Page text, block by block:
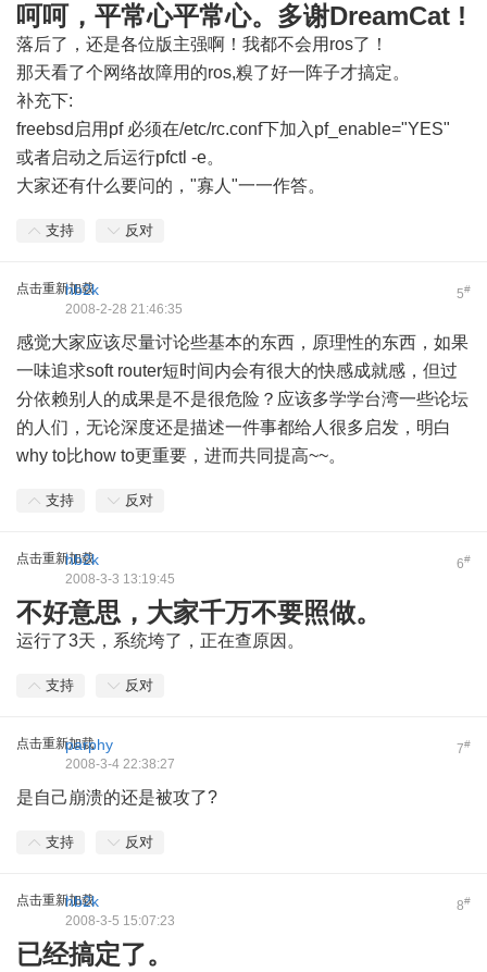
呵呵，平常心平常心。多谢DreamCat !
落后了，还是各位版主强啊！我都不会用ros了！
那天看了个网络故障用的ros,糗了好一阵子才搞定。
补充下:
freebsd启用pf 必须在/etc/rc.conf下加入pf_enable="YES"
或者启动之后运行pfctl -e。
大家还有什么要问的，"寡人"一一作答。
支持 反对
点击重新加载 5#
hb2k
2008-2-28 21:46:35
感觉大家应该尽量讨论些基本的东西，原理性的东西，如果
一味追求soft router短时间内会有很大的快感成就感，但过
分依赖别人的成果是不是很危险？应该多学学台湾一些论坛
的人们，无论深度还是描述一件事都给人很多启发，明白
why to比how to更重要，进而共同提高~~。
支持 反对
点击重新加载 6#
hb2k
2008-3-3 13:19:45
不好意思，大家千万不要照做。
运行了3天，系统垮了，正在查原因。
支持 反对
点击重新加载 7#
parphy
2008-3-4 22:38:27
是自己崩溃的还是被攻了?
支持 反对
点击重新加载 8#
hb2k
2008-3-5 15:07:23
已经搞定了。